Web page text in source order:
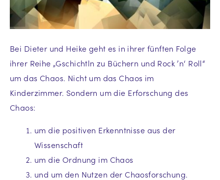
Bei Dieter und Heike geht es in ihrer fünften Folge
ihrer Reihe „Gschichtln zu Büchern und Rock ’n‘ Roll“
um das Chaos. Nicht um das Chaos im
Kinderzimmer. Sondern um die Erforschung des
Chaos:
um die positiven Erkenntnisse aus der
Wissenschaft
um die Ordnung im Chaos
und um den Nutzen der Chaosforschung.